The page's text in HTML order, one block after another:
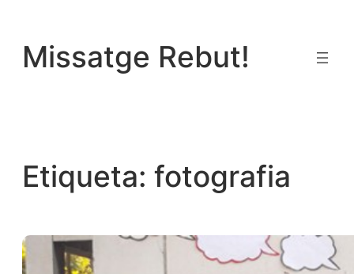
contingut
Missatge Rebut!
Etiqueta: fotografia